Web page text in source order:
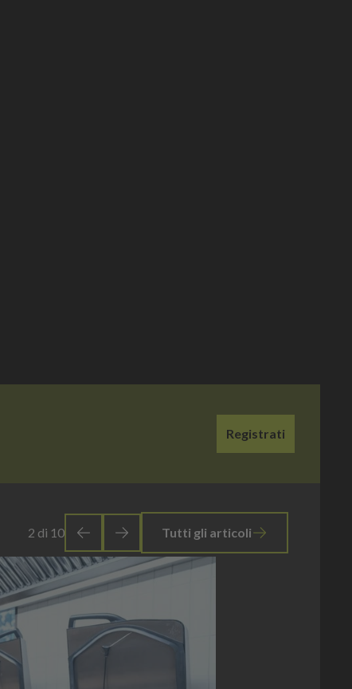
Registrati
2 di 10 Tutti gli articoli